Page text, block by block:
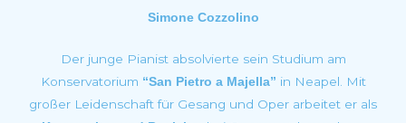
Simone Cozzolino
Der junge Pianist absolvierte sein Studium am
Konservatorium “San Pietro a Majella” in Neapel. Mit
großer Leidenschaft für Gesang und Oper arbeitet er als